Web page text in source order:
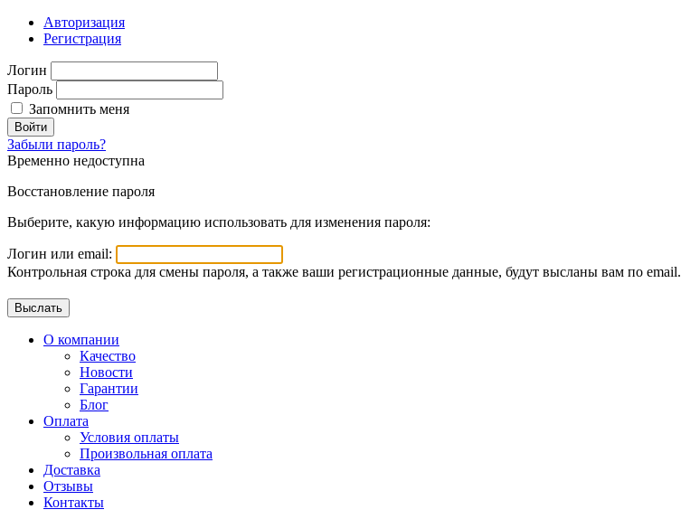
Авторизация
Регистрация
Логин
Пароль
Запомнить меня
Войти
Забыли пароль?
Временно недоступна
Восстановление пароля
Выберите, какую информацию использовать для изменения пароля:
Логин или email:
Контрольная строка для смены пароля, а также ваши регистрационные данные, будут высланы вам по email.
О компании
Качество
Новости
Гарантии
Блог
Оплата
Условия оплаты
Произвольная оплата
Доставка
Отзывы
Контакты